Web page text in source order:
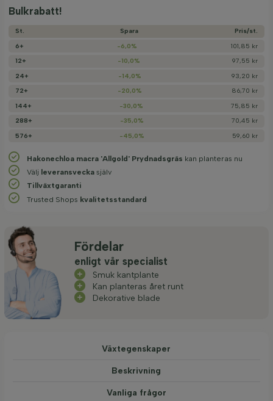
Bulkrabatt!
St. Spara
Pris/­st.
6+
-6,0%
101,85 kr
12+
-10,0%
97,55 kr
24+
-14,0%
93,20 kr
72+
-20,0%
86,70 kr
144+
-30,0%
75,85 kr
288+
-35,0%
70,45 kr
576+
-45,0% 59,60 kr
Hakonechloa macra 'Allgold' Prydnadsgräs kan planteras nu
Välj leveransvecka själv
Tillväxtgaranti
Trusted Shops kvalitetsstandard
Fördelar
enligt vår specialist
Smuk kantplante
Kan planteras året runt
Dekorative blade
Växtegenskaper
Beskrivning
Vanliga frågor